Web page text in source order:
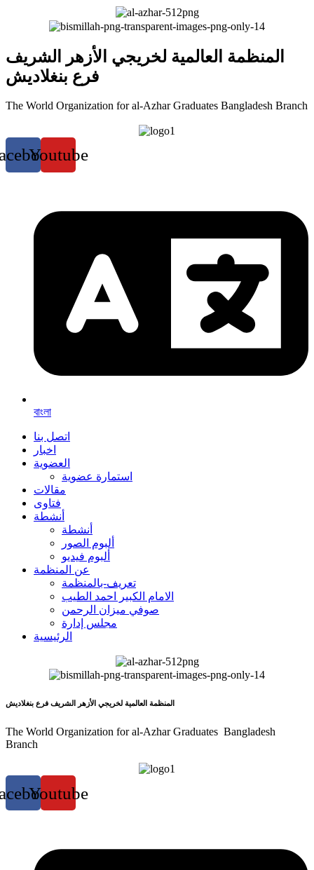
المنظمة العالمية لخريجي الأزهر الشريف
فرع بنغلاديش
The World Organization for al-Azhar Graduates Bangladesh Branch
Youtube
বাংলা
اتصل بنا
اخبار
العضوية
استمارة عضوية
مقالات
فتاوى
أنشطة
أنشطة
ألبوم الصور
ألبوم فيديو
عن المنظمة
تعريف-بالمنظمة
الامام الكبير احمد الطيب
صوفي ميزان الرحمن
مجلس إدارة
الرئيسية
المنظمة العالمية لخريجي الأزهر الشريف فرع بنغلاديش
The World Organization for al-Azhar Graduates Bangladesh
Branch
Youtube